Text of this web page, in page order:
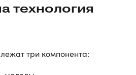
технология
три компонента: